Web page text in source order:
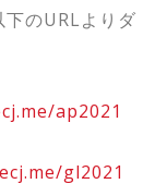
のURLよりダ
ap2021
gl2021